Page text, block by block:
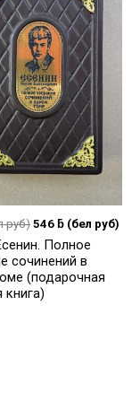
руб) 546 ƃ (бел руб)
Полное
сочинений в
(подарочная